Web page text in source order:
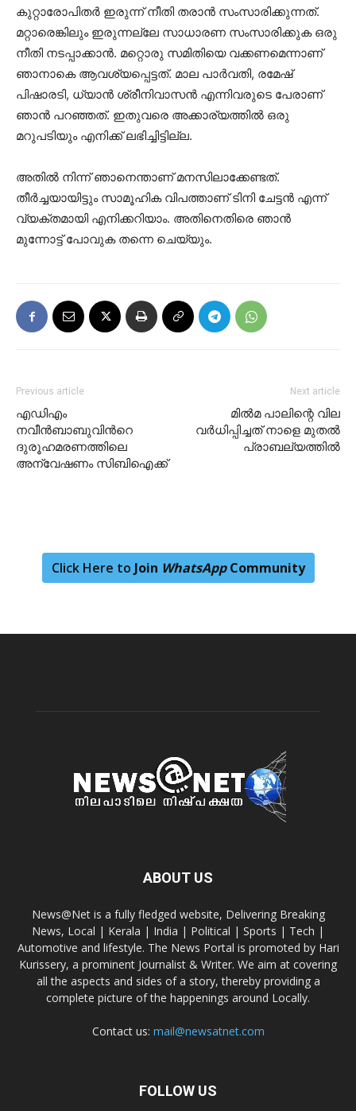
കുറ്റാരോപിതർ ഇരുന്ന് നീതി തരാൻ സംസാരിക്കുന്നത്.
മറ്റാരെങ്കിലും ഇരുന്നല്ലേ സാധാരണ സംസാരിക്കുക ഒരു
നീതി നടപ്പാക്കാൻ. മറ്റൊരു സമിതിയെ വക്കണമെന്നാണ്
ഞാനാകെ ആവശ്യപ്പെട്ടത്. മാല പാർവതി, രമേഷ്
പിഷാരടി, ധ്യാൻ ശ്രീനിവാസൻ എന്നിവരുടെ പേരാണ്
ഞാൻ പറഞ്ഞത്. ഇതുവരെ അക്കാര്യത്തിൽ ഒരു
മറുപടിയും എനിക്ക് ലഭിച്ചിട്ടില്ല.
അതിൽ നിന്ന് ഞാനെന്താണ് മനസിലാക്കേണ്ടത്.
തീർച്ചയായിട്ടും സാമൂഹിക വിപത്താണ് ടിനി ചേട്ടൻ എന്ന്
വ്യക്തമായി എനിക്കറിയാം. അതിനെതിരെ ഞാൻ‌
മുന്നോട്ട് പോവുക തന്നെ ചെയ്യും.
Previous article
എഡിഎം
നവീന്‍ബാബുവിന്‍റെ
ദുരൂഹമരണത്തിലെ
അന്വേഷണം സിബിഐക്ക്
Next article
മില്‍മ പാലിന്റെ വില
വര്‍ധിപ്പിച്ചത് നാളെ മുതല്‍
പ്രാബല്യത്തില്‍
Click Here to Join WhatsAppCommunity
ABOUT US
News@Net is a fully fledged website, Delivering Breaking
News, Local | Kerala | India | Political | Sports | Tech |
Automotive and lifestyle. The News Portal is promoted by Hari
Kurissery, a prominent Journalist & Writer. We aim at covering
all the aspects and sides of a story, thereby providing a
complete picture of the happenings around Locally.
Contact us: mail@newsatnet.com
FOLLOW US